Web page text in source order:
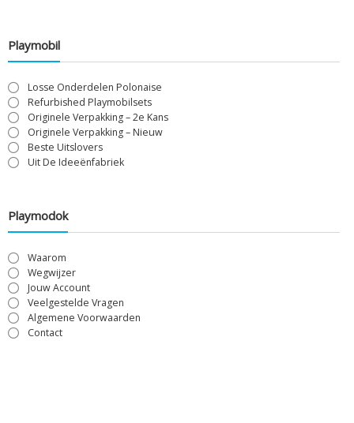
Playmobil
Losse Onderdelen Polonaise
Refurbished Playmobilsets
Originele Verpakking – 2e Kans
Originele Verpakking – Nieuw
Beste Uitslovers
Uit De Ideeënfabriek
Playmodok
Waarom
Wegwijzer
Jouw Account
Veelgestelde Vragen
Algemene Voorwaarden
Contact